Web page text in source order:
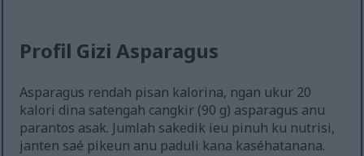
Profil Gizi Asparagus
Asparagus rendah pisan kalorina, ngan ukur 20
kalori dina satengah cangkir (90 g) asparagus anu
parantos asak. Jumlah sakedik ieu pinuh ku nutrisi,
janten saé pikeun anu paduli kana kaséhatanana.